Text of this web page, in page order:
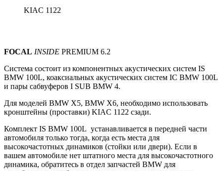
KIAC 1122
FOCAL INSIDE PREMIUM 6.2
Система состоит из компонентных акустических систем IS
BMW 100L, коаксиальных акустических систем IС BMW 100L
и пары сабвуферов I SUB BMW 4.
Для моделей BMW X5, BMW X6, необходимо использовать
кронштейны (проставки) KIAC 1122 сзади.
Комплект IS BMW 100L устанавливается в передней части
автомобиля только тогда, когда есть места для
высокочастотных динамиков (стойки или двери). Если в
вашем автомобиле нет штатного места для высокочастотного
динамика, обратитесь в отдел запчастей BMW для